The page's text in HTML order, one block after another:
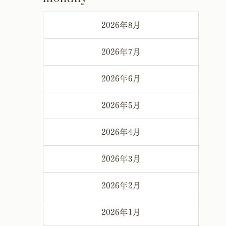
2026年8月
2026年7月
2026年6月
2026年5月
2026年4月
2026年3月
2026年2月
2026年1月